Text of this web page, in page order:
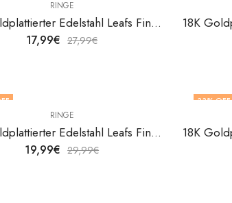
RINGE
18K Goldplattierter Edelstahl Leafs Fingerring von V&F Jewelers
17,99€ 27,99€
RINGE
18K Goldplattierter Edelstahl Leafs Fingerring von V&F Jewelers
19,99€ 29,99€
33% OFF